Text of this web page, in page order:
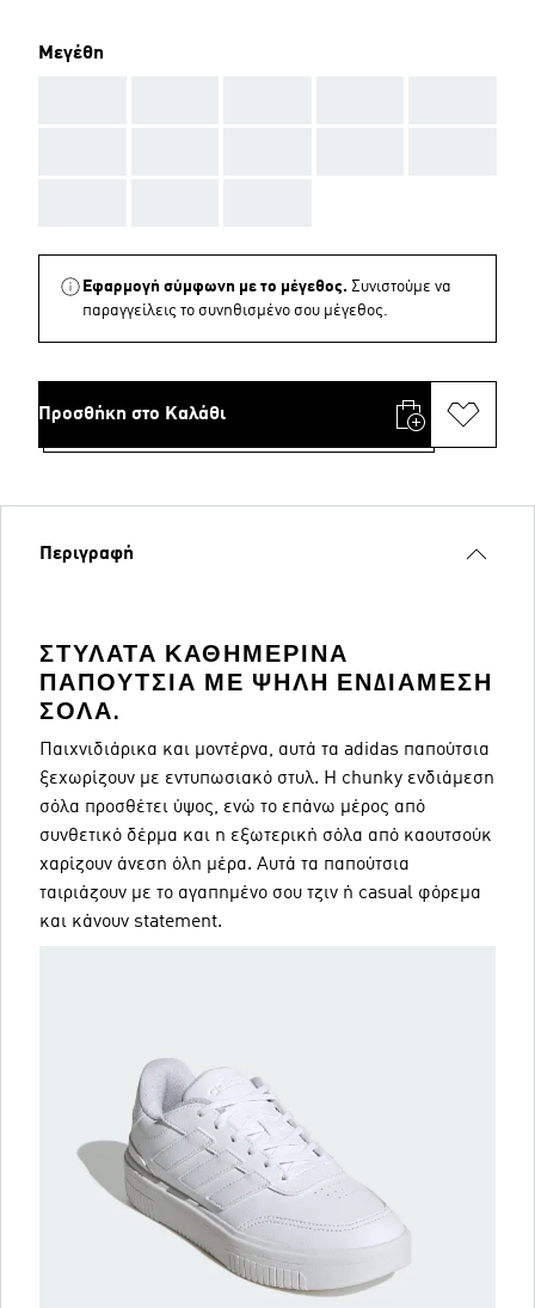
Μεγέθη
Εφαρμογή σύμφωνη με το μέγεθος. Συνιστούμε να
παραγγείλεις το συνηθισμένο σου μέγεθος.
Προσθήκη στο Καλάθι
Περιγραφή
ΣΤΥΛΆΤΑ ΚΑΘΗΜΕΡΙΝΆ
ΠΑΠΟΎΤΣΙΑ ΜΕ ΨΗΛΉ ΕΝΔΙΆΜΕΣΗ
ΣΌΛΑ.
Παιχνιδιάρικα και μοντέρνα, αυτά τα adidas παπούτσια
ξεχωρίζουν με εντυπωσιακό στυλ. Η chunky ενδιάμεση
σόλα προσθέτει ύψος, ενώ το επάνω μέρος από
συνθετικό δέρμα και η εξωτερική σόλα από καουτσούκ
χαρίζουν άνεση όλη μέρα. Αυτά τα παπούτσια
ταιριάζουν με το αγαπημένο σου τζιν ή casual φόρεμα
και κάνουν statement.